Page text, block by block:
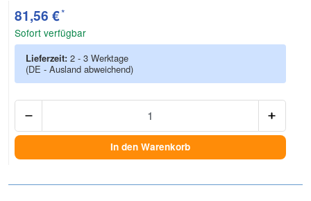
81,56 €*
Sofort verfügbar
Lieferzeit: 2 - 3 Werktage
(DE - Ausland abweichend)
In den Warenkorb